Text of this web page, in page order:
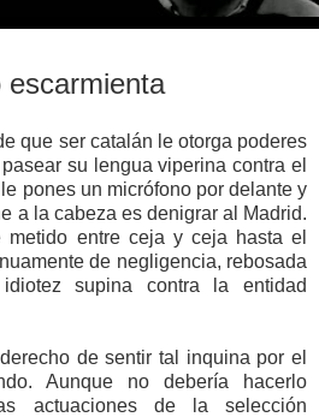
escarmienta
que ser catalán le otorga poderes
su lengua viperina contra el
le pones un micrófono por delante y
a la cabeza es denigrar al Madrid.
entre ceja y ceja hasta el
de negligencia, rebosada
supina contra la entidad
de sentir tal inquina por el
Aunque no debería hacerlo
actuaciones de la selección